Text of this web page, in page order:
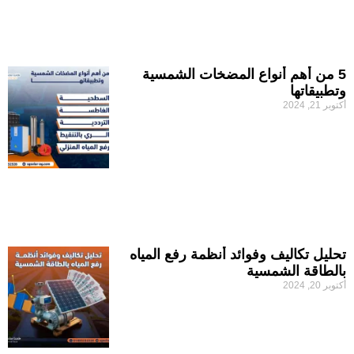
5 من أهم أنواع المضخات الشمسية
وتطبيقاتها
أكتوبر 21, 2024
تحليل تكاليف وفوائد أنظمة رفع المياه
بالطاقة الشمسية
أكتوبر 20, 2024